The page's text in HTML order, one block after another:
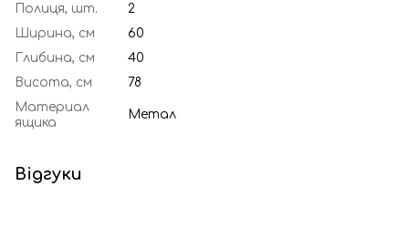
Полиця, шт.
2
Ширина, см
60
Глибина, см
40
Висота, см
78
Материал
ящика
Метал
Відгуки